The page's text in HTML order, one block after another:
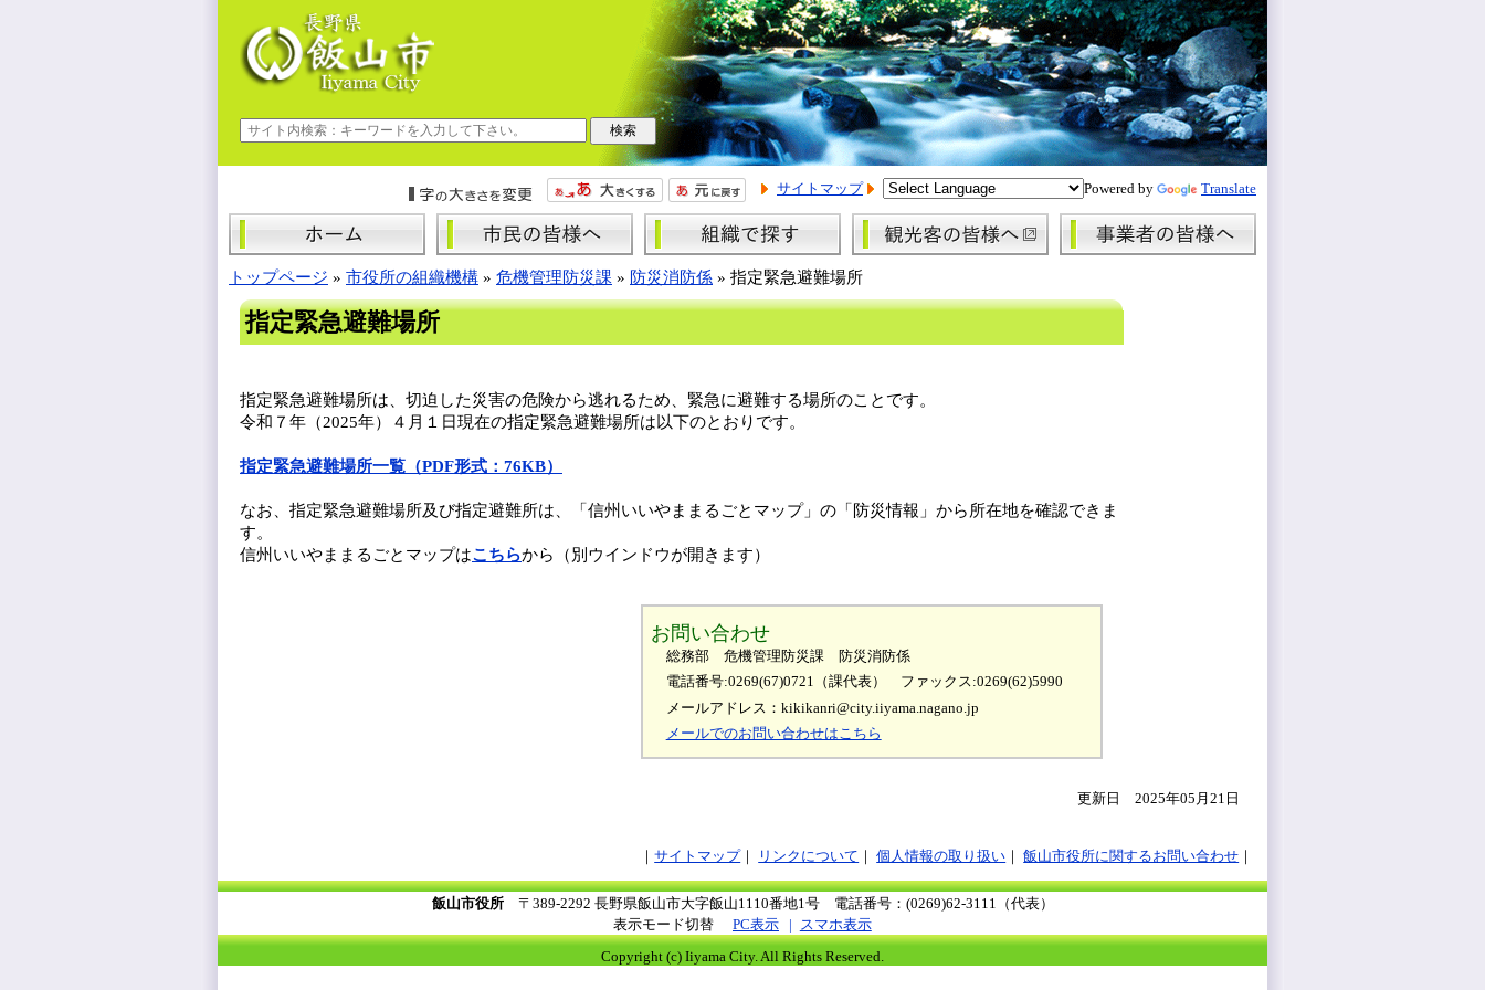
サイトマップ Powered by Translate
トップページ » 市役所の組織機構 » 危機管理防災課 » 防災消防係 » 指定緊急避難場所
指定緊急避難場所
指定緊急避難場所は、切迫した災害の危険から逃れるため、緊急に避難する場所のことです。
令和７年（2025年）４月１日現在の指定緊急避難場所は以下のとおりです。
指定緊急避難場所一覧（PDF形式：76KB）
なお、指定緊急避難場所及び指定避難所は、「信州いいやままるごとマップ」の「防災情報」から所在地を確認できま
す。
信州いいやままるごとマップはこちらから（別ウインドウが開きます）
お問い合わせ
総務部 危機管理防災課 防災消防係
電話番号:0269(67)0721（課代表） ファックス:0269(62)5990
メールアドレス：kikikanri@city.iiyama.nagano.jp
メールでのお問い合わせはこちら
更新日 2025年05月21日
サイトマップ リンクについて 個人情報の取り扱い 飯山市役所に関するお問い合わせ
飯山市役所 〒389-2292 長野県飯山市大字飯山1110番地1号
電話番号：(0269)62-3111（代表）
表示モード切替
PC表示 スマホ表示
Copyright (c) Iiyama City. All Rights Reserved.